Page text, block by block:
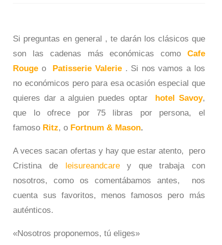
Si preguntas en general , te darán los clásicos que
son las cadenas más económicas como Cafe
Rouge o Patisserie Valerie. Si nos vamos a los
no económicos pero para esa ocasión especial que
quieres dar a alguien puedes optar hotel Savoy,
que lo ofrece por 75 libras por persona, el
famoso Ritz, o Fortnum & Mason.
A veces sacan ofertas y hay que estar atento, pero
Cristina de leisureandcarey que trabaja con
nosotros, como os comentábamos antes, nos
cuenta sus favoritos, menos famosos pero más
auténticos.
«Nosotros proponemos, tú eliges»